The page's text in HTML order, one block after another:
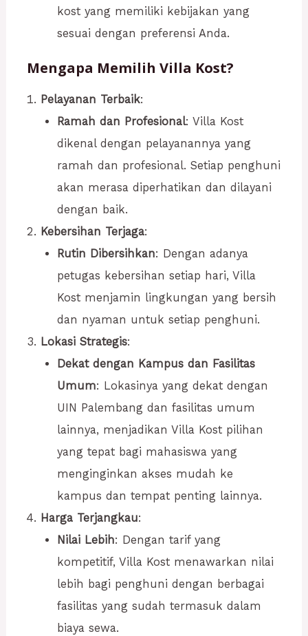
kost yang memiliki kebijakan yang
sesuai dengan preferensi Anda.
Mengapa Memilih Villa Kost?
Pelayanan Terbaik:
Ramah dan Profesional: Villa Kost
dikenal dengan pelayanannya yang
ramah dan profesional. Setiap penghuni
akan merasa diperhatikan dan dilayani
dengan baik.
Kebersihan Terjaga:
Rutin Dibersihkan: Dengan adanya
petugas kebersihan setiap hari, Villa
Kost menjamin lingkungan yang bersih
dan nyaman untuk setiap penghuni.
Lokasi Strategis:
Dekat dengan Kampus dan Fasilitas
Umum: Lokasinya yang dekat dengan
UIN Palembang dan fasilitas umum
lainnya, menjadikan Villa Kost pilihan
yang tepat bagi mahasiswa yang
menginginkan akses mudah ke
kampus dan tempat penting lainnya.
Harga Terjangkau:
Nilai Lebih: Dengan tarif yang
kompetitif, Villa Kost menawarkan nilai
lebih bagi penghuni dengan berbagai
fasilitas yang sudah termasuk dalam
biaya sewa.